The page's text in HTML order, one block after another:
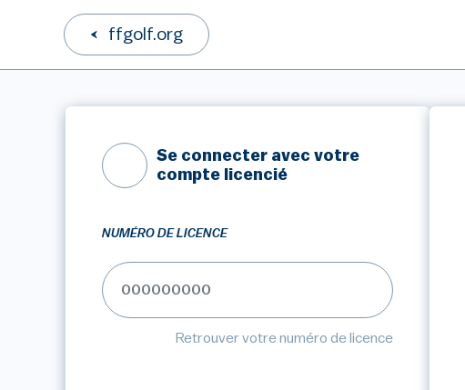
ffgolf.org
Se connecter avec votre
compte licencié
NUMÉRO DE LICENCE
Retrouver votre numéro de licence